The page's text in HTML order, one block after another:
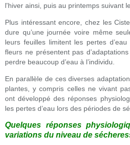
l'hiver ainsi, puis au printemps suivant
Plus intéressant encore, chez les
dure qu’une journée voire même
leurs feuilles limitent les pertes
fleurs ne présentent pas
perdre beaucoup d’eau à l’individu.
En parallèle de ces diverses
plantes, y compris celles ne vivant
ont développé des réponses
les pertes d’eau lors des périodes de
Quelques réponses
variations du niveau de